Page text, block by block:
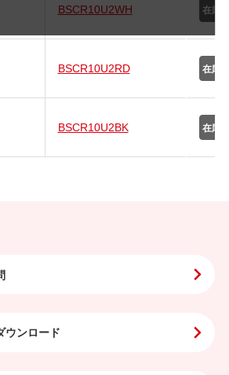
BSCR10U2WH
BSCR10U2RD
BSCR10U2BK
ウンロード